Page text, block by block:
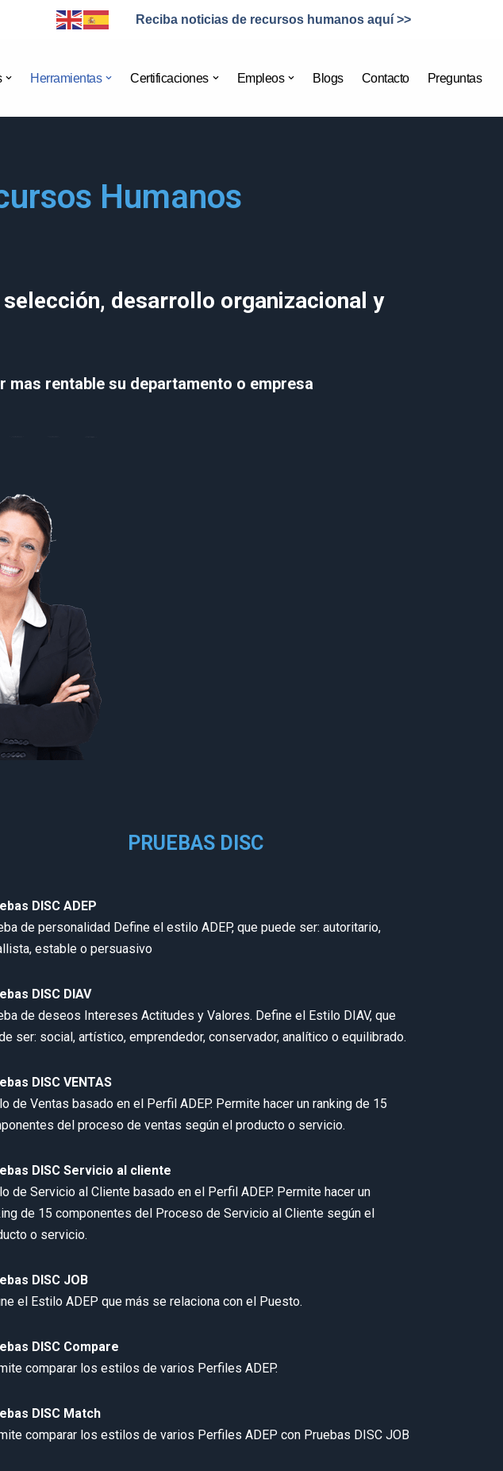
Reciba noticias de recursos humanos aquí >>
Herramientas Certificaciones Empleos Blogs Contacto Preguntas
Humanos
desarrollo organizacional y
rentable su departamento o empresa
PRUEBAS DISC
DISC ADEP
de personalidad Define el estilo ADEP, que puede ser: autoritario,
estable o persuasivo
DISC DIAV
de deseos Intereses Actitudes y Valores. Define el Estilo DIAV, que
ser: social, artístico, emprendedor, conservador, analítico o equilibrado.
DISC VENTAS
de Ventas basado en el Perfil ADEP. Permite hacer un ranking de 15
del proceso de ventas según el producto o servicio.
DISC Servicio al cliente
de Servicio al Cliente basado en el Perfil ADEP. Permite hacer un
de 15 componentes del Proceso de Servicio al Cliente según el
o servicio.
DISC JOB
el Estilo ADEP que más se relaciona con el Puesto.
DISC Compare
comparar los estilos de varios Perfiles ADEP.
DISC Match
comparar los estilos de varios Perfiles ADEP con Pruebas DISC JOB